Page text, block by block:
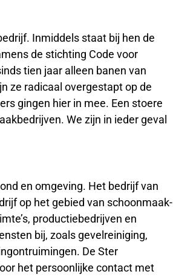
Inmiddels staat bij hen de
de stichting Code voor
tien jaar alleen banen van
ze radicaal overgestapt op de
gingen hier in mee. Een stoere
We zijn in ieder geval
en omgeving. Het bedrijf van
op het gebied van schoonmaak-
productiebedrijven en
bij, zoals gevelreiniging,
De Ster
het persoonlijke contact met